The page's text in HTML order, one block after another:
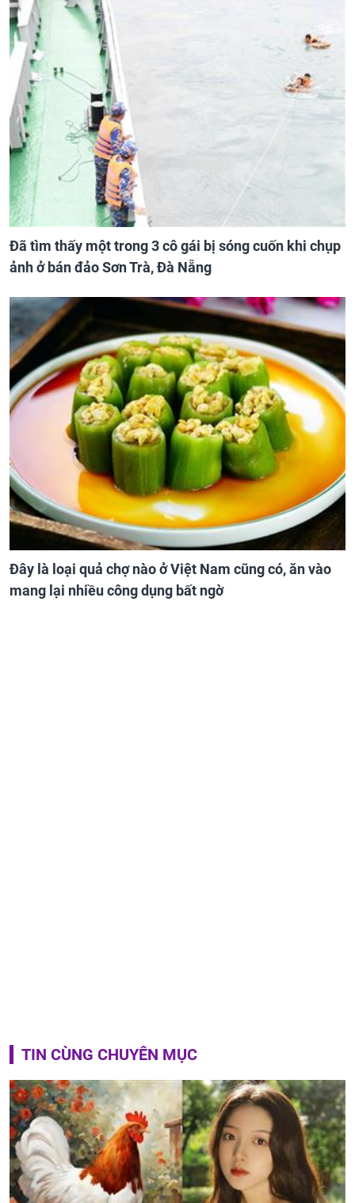
Đã tìm thấy một trong 3 cô gái bị sóng cuốn khi chụp
ảnh ở bán đảo Sơn Trà, Đà Nẵng
Đây là loại quả chợ nào ở Việt Nam cũng có, ăn vào
mang lại nhiều công dụng bất ngờ
TIN CÙNG CHUYÊN MỤC